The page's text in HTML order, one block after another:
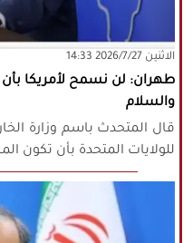
كافة الحقوق محفوظة لموقع
يُرجى ذكر المصدر عند نقل
‫‫الاثنين‬‬ 2026/7/27 14:33
طهران: لن نسمح لأمريكا
والسلام
قال المتحدث باسم وزارة
للولايات المتحدة بأن تكون